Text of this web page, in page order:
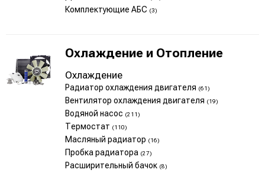
Комплектующие АБС (3)
Охлаждение и Отопление
Охлаждение
Радиатор охлаждения двигателя (61)
Вентилятор охлаждения двигателя (19)
Водяной насос (211)
Термостат (110)
Масляный радиатор (16)
Пробка радиатора (27)
Расширительный бачок (8)